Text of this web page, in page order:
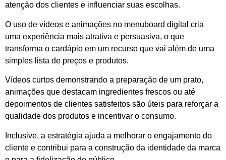
atenção dos clientes e influenciar suas escolhas.
O uso de vídeos e animações no menuboard digital cria
uma experiência mais atrativa e persuasiva, o que
transforma o cardápio em um recurso que vai além de uma
simples lista de preços e produtos.
Vídeos curtos demonstrando a preparação de um prato,
animações que destacam ingredientes frescos ou até
depoimentos de clientes satisfeitos são úteis para reforçar a
qualidade dos produtos e incentivar o consumo.
Inclusive, a estratégia ajuda a melhorar o engajamento do
cliente e contribui para a construção da identidade da marca